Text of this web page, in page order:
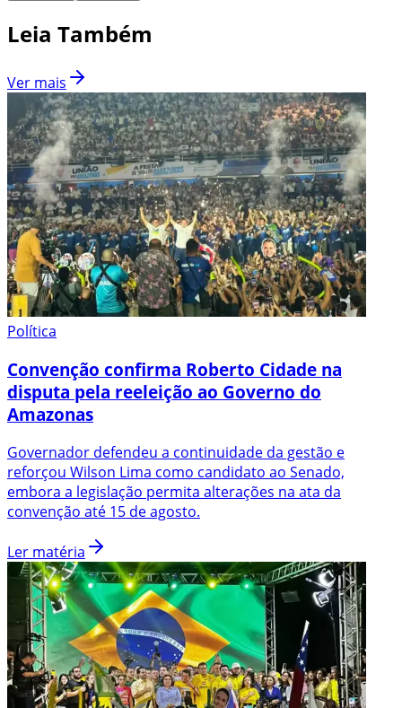
Leia Também
Ver mais
Política
Convenção confirma Roberto Cidade na
disputa pela reeleição ao Governo do
Amazonas
Governador defendeu a continuidade da gestão e
reforçou Wilson Lima como candidato ao Senado,
embora a legislação permita alterações na ata da
convenção até 15 de agosto.
Ler matéria